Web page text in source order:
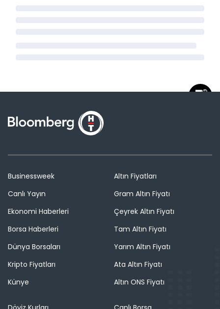
Businessweek
Canlı Yayın
Ekonomi Haberleri
Borsa Haberleri
Dünya Borsaları
Kripto Fiyatları
Künye
Altın Fiyatları
Gram Altın Fiyatı
Çeyrek Altın Fiyatı
Tam Altın Fiyatı
Yarım Altın Fiyatı
Ata Altın Fiyatı
Altın ONS Fiyatı